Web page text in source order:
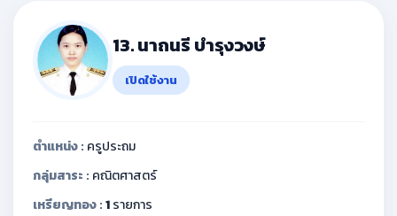
13. นาถนรี บำรุงวงษ์
เปิดใช้งาน
ตำแหน่ง : ครูประถม
กลุ่มสาระ : คณิตศาสตร์
เหรียญทอง :1รายการ